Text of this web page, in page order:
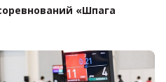
«Шпага